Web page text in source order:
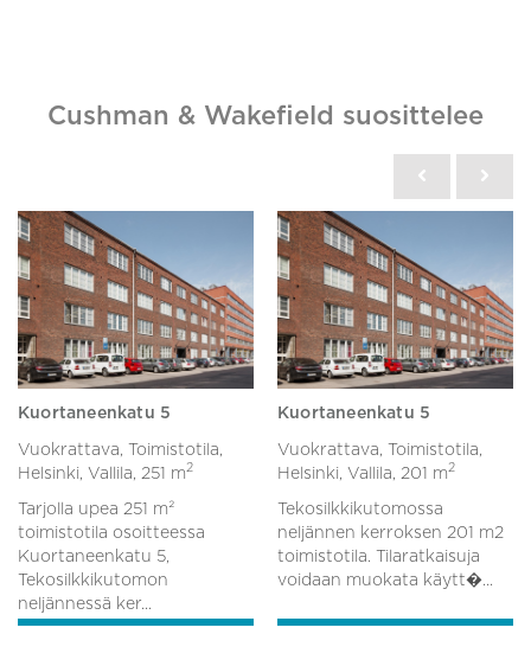
Cushman & Wakefield suosittelee
Kuortaneenkatu 5
Vuokrattava, Toimistotila,
Helsinki, Vallila, 251 m2
Tarjolla upea 251 m²
toimistotila osoitteessa
Kuortaneenkatu 5,
Tekosilkkikutomon
neljännessä ker...
Kuortaneenkatu 5
Vuokrattava, Toimistotila,
Helsinki, Vallila, 201 m2
Tekosilkkikutomossa
neljännen kerroksen 201 m2
toimistotila. Tilaratkaisuja
voidaan muokata käytt�...